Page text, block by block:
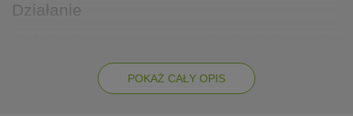
Działanie
baza kostki składająca się z oleju kokosowego, oleju
rycynowego, oliwy z oliwek oraz masła shea została
POKAŻ CAŁY OPIS